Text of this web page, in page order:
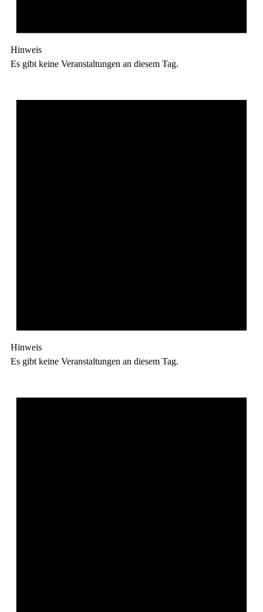
Hinweis
Es gibt keine Veranstaltungen an diesem Tag.
Hinweis
Es gibt keine Veranstaltungen an diesem Tag.